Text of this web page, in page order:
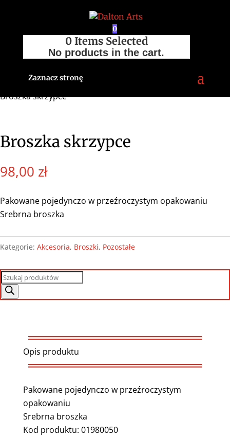
0
0 Items Selected
No products in the cart.
Zaznacz stronę
Strona główna/Sklep Broszki
Broszka skrzypce
Broszka skrzypce
98,00 zł
Pakowane pojedynczo w przeźroczystym opakowaniu
Srebrna broszka
Kategorie: Akcesoria, Broszki, Pozostałe
Wyszukiwarka
produktów
Opis produktu
Pakowane pojedynczo w przeźroczystym
opakowaniu
Srebrna broszka
Kod produktu: 01980050